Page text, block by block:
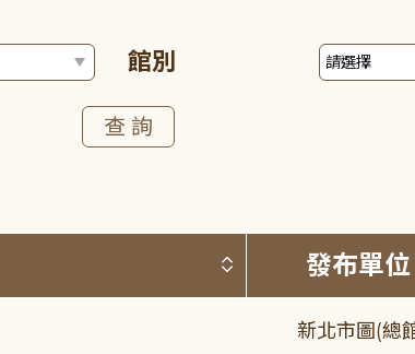
館別
按標題排序 (升
發布單位
新北市圖(總